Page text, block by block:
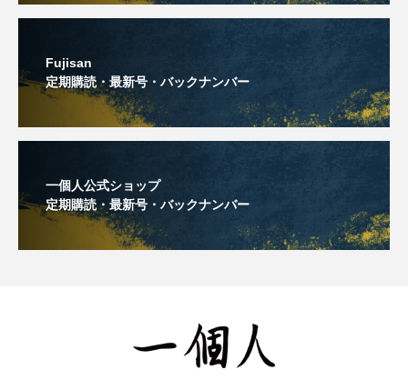
Fujisan
定期購読・最新号・バックナンバー
一個人公式ショップ
定期購読・最新号・バックナンバー